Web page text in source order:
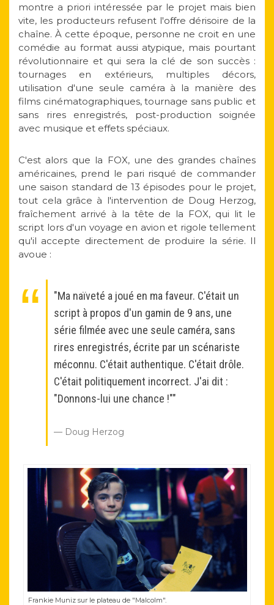
montre a priori intéressée par le projet mais bien
vite, les producteurs refusent l'offre dérisoire de la
chaîne. À cette époque, personne ne croit en une
comédie au format aussi atypique, mais pourtant
révolutionnaire et qui sera la clé de son succès :
tournages en extérieurs, multiples décors,
utilisation d'une seule caméra à la manière des
films cinématographiques, tournage sans public et
sans rires enregistrés, post-production soignée
avec musique et effets spéciaux.
C'est alors que la FOX, une des grandes chaînes
américaines, prend le pari risqué de commander
une saison standard de 13 épisodes pour le projet,
tout cela grâce à l'intervention de Doug Herzog,
fraîchement arrivé à la tête de la FOX, qui lit le
script lors d'un voyage en avion et rigole tellement
qu'il accepte directement de produire la série. Il
avoue :
"Ma naïveté a joué en ma faveur. C'était un
script à propos d'un gamin de 9 ans, une
série filmée avec une seule caméra, sans
rires enregistrés, écrite par un scénariste
méconnu. C'était authentique. C'était drôle.
C'était politiquement incorrect. J'ai dit :
"Donnons-lui une chance !""
Doug Herzog
Frankie Muniz sur le plateau de "Malcolm".